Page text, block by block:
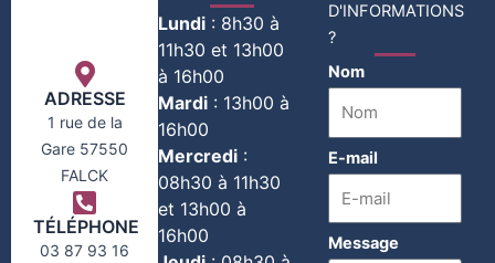
ADRESSE
1 rue de la
Gare 57550
FALCK
TÉLÉPHONE
03 87 93 16
Lundi : 8h30 à
11h30 et 13h00
à 16h00
Mardi : 13h00 à
16h00
Mercredi :
08h30 à 11h30
et 13h00 à
16h00
D'INFORMATIONS
?
Nom
E-mail
Message